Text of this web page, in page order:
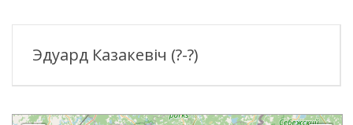
Эдуард Казакевіч (?-?)